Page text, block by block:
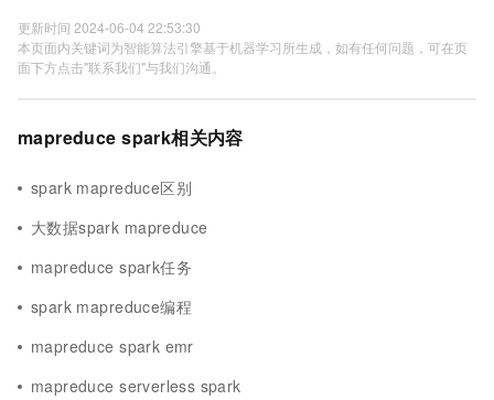
更新时间 2024-06-04 22:53:30
本页面内关键词为智能算法引擎基于机器学习所生成，如有任何问题，可在页
面下方点击"联系我们"与我们沟通。
mapreduce spark相关内容
spark mapreduce区别
大数据spark mapreduce
mapreduce spark任务
spark mapreduce编程
mapreduce spark emr
mapreduce serverless spark